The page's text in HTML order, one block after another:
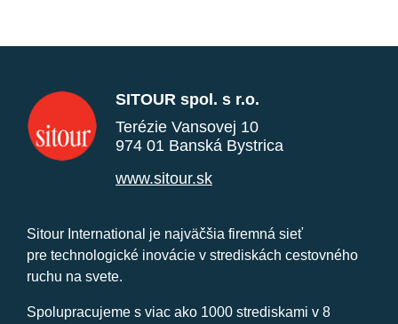
SITOUR spol. s r.o.
Terézie Vansovej 10
974 01 Banská Bystrica
www.sitour.sk
Sitour International je najväčšia firemná sieť
pre technologické inovácie v strediskách cestovného
ruchu na svete.
Spolupracujeme s viac ako 1000 strediskami v 8